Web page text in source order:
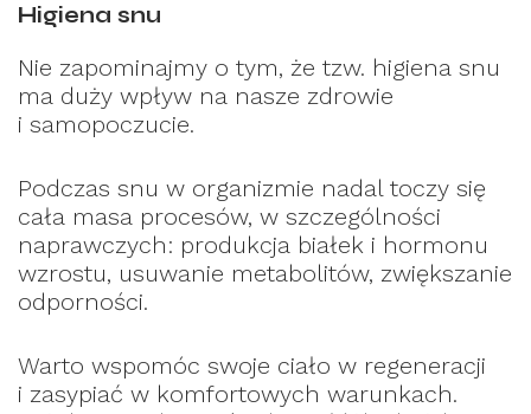
Higiena snu
Nie zapominajmy o tym, że tzw. higiena snu
ma duży wpływ na nasze zdrowie
i samopoczucie.
Podczas snu w organizmie nadal toczy się
cała masa procesów, w szczególności
naprawczych: produkcja białek i hormonu
wzrostu, usuwanie metabolitów, zwiększanie
odporności.
Warto wspomóc swoje ciało w regeneracji
i zasypiać w komfortowych warunkach.